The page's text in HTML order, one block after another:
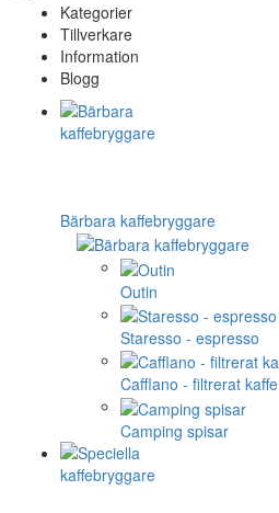
Kategorier
Tillverkare
Information
Blogg
Bärbara kaffebryggare
Outin
Staresso - espresso
Cafflano - filtrerat kaffe
Camping spisar